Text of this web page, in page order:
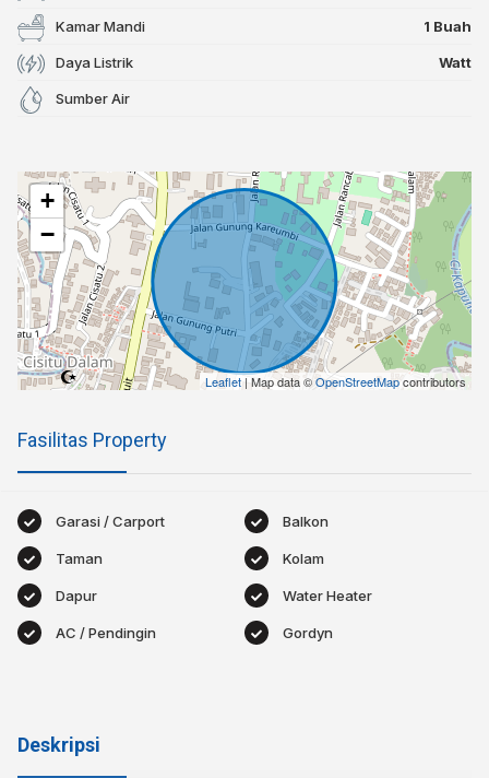
Kamar Mandi 1 Buah
Daya Listrik Watt
Sumber Air
+
−
Leaflet| Map data ©OpenStreetMapcontributors
Fasilitas Property
Garasi / Carport Balkon
Taman Kolam
Dapur Water Heater
AC / Pendingin Gordyn
Deskripsi